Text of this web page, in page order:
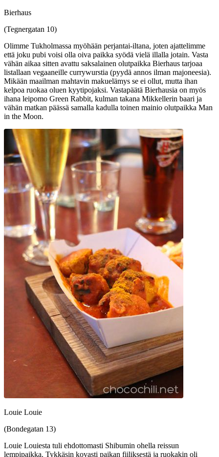
Bierhaus
(Tegnergatan 10)
Olimme Tukholmassa myöhään perjantai-iltana, joten ajattelimme
että joku pubi voisi olla oiva paikka syödä vielä illalla jotain. Vasta
vähän aikaa sitten avattu saksalainen olutpaikka Bierhaus tarjoaa
listallaan vegaaneille currywurstia (pyydä annos ilman majoneesia).
Mikään maailman mahtavin makuelämys se ei ollut, mutta ihan
kelpoa ruokaa oluen kyytipojaksi. Vastapäätä Bierhausia on myös
ihana leipomo Green Rabbit, kulman takana Mikkellerin baari ja
vähän matkan päässä samalla kadulla toinen mainio olutpaikka Man
in the Moon.
Louie Louie
(Bondegatan 13)
Louie Louiesta tuli ehdottomasti Shibumin ohella reissun
lempipaikka. Tykkäsin kovasti paikan fiiliksestä ja ruokakin oli